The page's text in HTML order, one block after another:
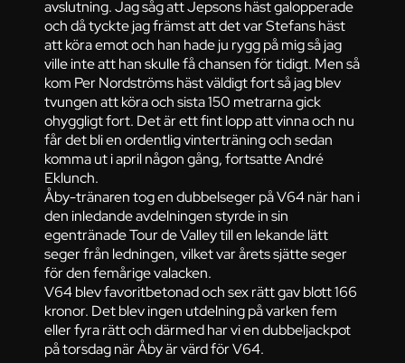
avslutning. Jag såg att Jepsons häst galopperade
och då tyckte jag främst att det var Stefans häst
att köra emot och han hade ju rygg på mig så jag
ville inte att han skulle få chansen för tidigt. Men så
kom Per Nordströms häst väldigt fort så jag blev
tvungen att köra och sista 150 metrarna gick
ohyggligt fort. Det är ett fint lopp att vinna och nu
får det bli en ordentlig vinterträning och sedan
komma ut i april någon gång, fortsatte André
Eklunch.
Åby-tränaren tog en dubbelseger på V64 när han i
den inledande avdelningen styrde in sin
egentränade Tour de Valley till en lekande lätt
seger från ledningen, vilket var årets sjätte seger
för den femårige valacken.
V64 blev favoritbetonad och sex rätt gav blott 166
kronor. Det blev ingen utdelning på varken fem
eller fyra rätt och därmed har vi en dubbeljackpot
på torsdag när Åby är värd för V64.